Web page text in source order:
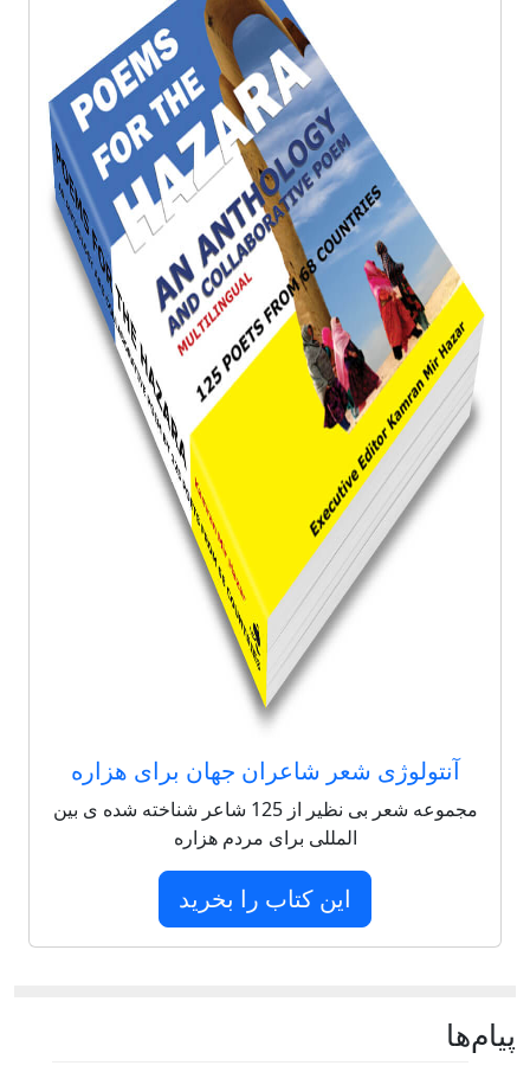
آنتولوژی شعر شاعران جهان برای هزاره
مجموعه شعر بی نظیر از 125 شاعر شناخته شده ی بین
المللی برای مردم هزاره
این کتاب را بخرید
پيام‌ها